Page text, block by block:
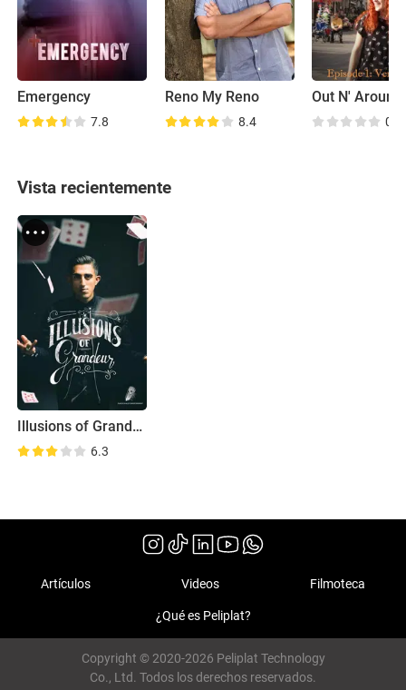
Emergency
7.8
Reno My Reno
8.4
Out N' Around
0.0
Vista recientemente
Illusions of Grandeur
6.3
Artículos Videos Filmoteca
¿Qué es Peliplat?
Copyright © 2020-2026 Peliplat Technology
Co., Ltd. Todos los derechos reservados.